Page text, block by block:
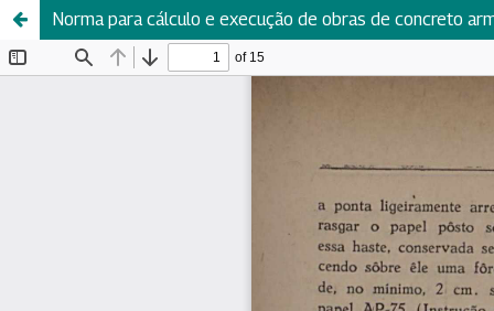
Norma para cálculo e execução de obras de concreto